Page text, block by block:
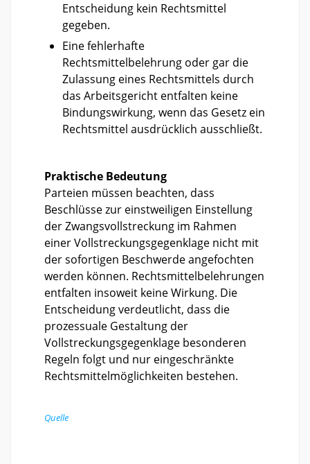
Entscheidung kein Rechtsmittel
gegeben.
Eine fehlerhafte
Rechtsmittelbelehrung oder gar die
Zulassung eines Rechtsmittels durch
das Arbeitsgericht entfalten keine
Bindungswirkung, wenn das Gesetz ein
Rechtsmittel ausdrücklich ausschließt.
Praktische Bedeutung
Parteien müssen beachten, dass
Beschlüsse zur einstweiligen Einstellung
der Zwangsvollstreckung im Rahmen
einer Vollstreckungsgegenklage nicht mit
der sofortigen Beschwerde angefochten
werden können. Rechtsmittelbelehrungen
entfalten insoweit keine Wirkung. Die
Entscheidung verdeutlicht, dass die
prozessuale Gestaltung der
Vollstreckungsgegenklage besonderen
Regeln folgt und nur eingeschränkte
Rechtsmittelmöglichkeiten bestehen.
Quelle